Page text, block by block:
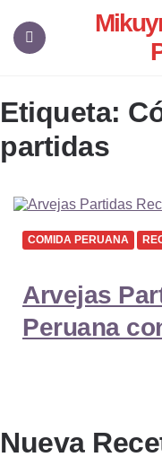
Etiqueta:
partidas
COMIDA PERUANA
Arvejas
Peruana
Nueva